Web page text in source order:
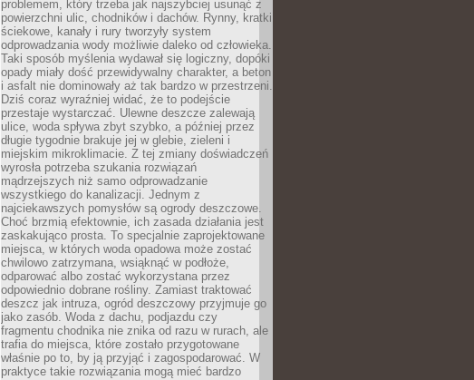
problemem, który trzeba jak najszybciej usunąć z
powierzchni ulic, chodników i dachów. Rynny, kratki
ściekowe, kanały i rury tworzyły system
odprowadzania wody możliwie daleko od człowieka.
Taki sposób myślenia wydawał się logiczny, dopóki
opady miały dość przewidywalny charakter, a beton
i asfalt nie dominowały aż tak bardzo w przestrzeni.
Dziś coraz wyraźniej widać, że to podejście
przestaje wystarczać. Ulewne deszcze zalewają
ulice, woda spływa zbyt szybko, a później przez
długie tygodnie brakuje jej w glebie, zieleni i
miejskim mikroklimacie. Z tej zmiany doświadczeń
wyrosła potrzeba szukania rozwiązań
mądrzejszych niż samo odprowadzanie
wszystkiego do kanalizacji. Jednym z
najciekawszych pomysłów są ogrody deszczowe.
Choć brzmią efektownie, ich zasada działania jest
zaskakująco prosta. To specjalnie zaprojektowane
miejsca, w których woda opadowa może zostać
chwilowo zatrzymana, wsiąknąć w podłoże,
odparować albo zostać wykorzystana przez
odpowiednio dobrane rośliny. Zamiast traktować
deszcz jak intruza, ogród deszczowy przyjmuje go
jako zasób. Woda z dachu, podjazdu czy
fragmentu chodnika nie znika od razu w rurach, ale
trafia do miejsca, które zostało przygotowane
właśnie po to, by ją przyjąć i zagospodarować. W
praktyce takie rozwiązania mogą mieć bardzo